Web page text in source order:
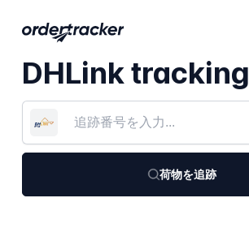
DHLink tracking
荷物を追跡